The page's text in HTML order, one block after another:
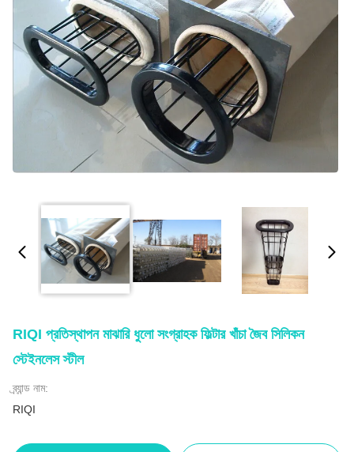
RIQI প্রতিস্থাপন মাঝারি ধুলো সংগ্রাহক ফিল্টার খাঁচা জৈব সিলিকন
স্টেইনলেস স্টীল
ব্র্যান্ড নাম:
RIQI